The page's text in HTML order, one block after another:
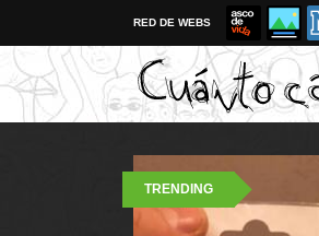
RED DE WEBS
TRENDING